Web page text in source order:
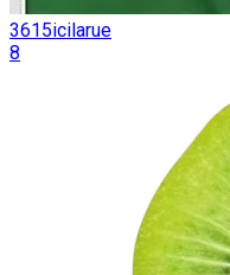
3615icilarue
8